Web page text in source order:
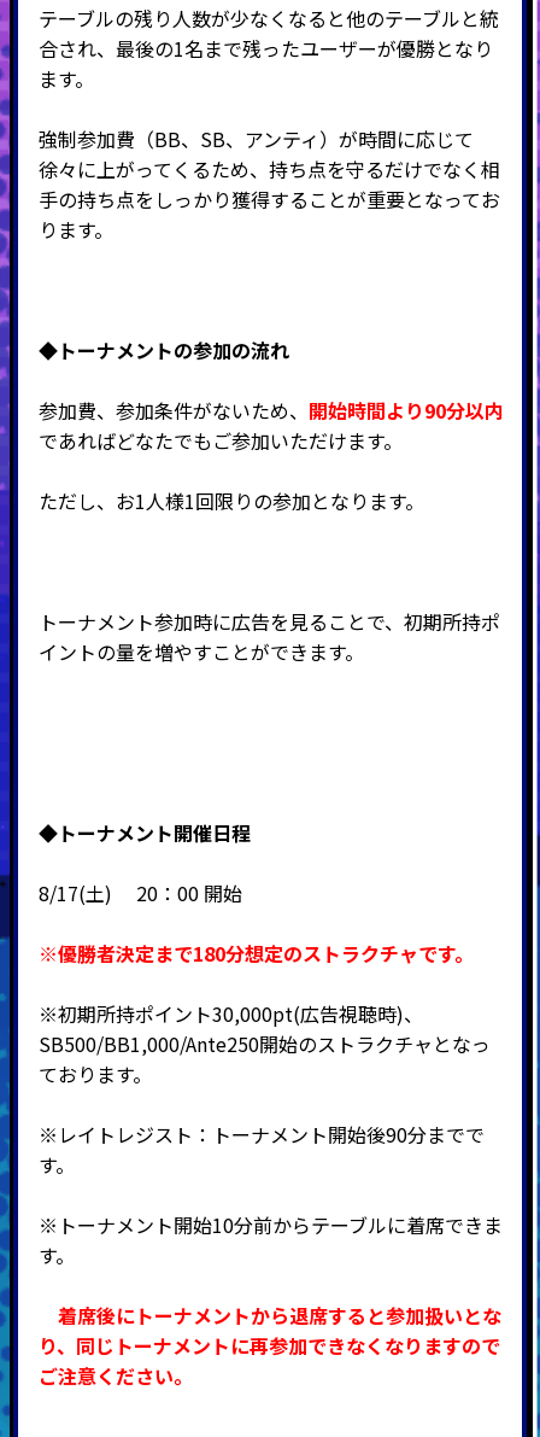
テーブルの残り人数が少なくなると他のテーブルと統
合され、最後の1名まで残ったユーザーが優勝となり
ます。
強制参加費（BB、SB、アンティ）が時間に応じて
徐々に上がってくるため、持ち点を守るだけでなく相
手の持ち点をしっかり獲得することが重要となってお
ります。
◆トーナメントの参加の流れ
参加費、参加条件がないため、 開始時間より90分以内
であればどなたでもご参加いただけます。
ただし、お1人様1回限りの参加となります。
トーナメント参加時に広告を見ることで、初期所持ポ
イントの量を増やすことができます。
◆トーナメント開催日程
8/17(土) 20：00 開始
※優勝者決定まで180分想定のストラクチャです。
※初期所持ポイント30,000pt(広告視聴時)、
SB500/BB1,000/Ante250開始のストラクチャとなっ
ております。
※レイトレジスト：トーナメント開始後90分までで
す。
※トーナメント開始10分前からテーブルに着席できま
す。
着席後にトーナメントから退席すると参加扱いとな
り、同じトーナメントに再参加できなくなりますので
ご注意ください。